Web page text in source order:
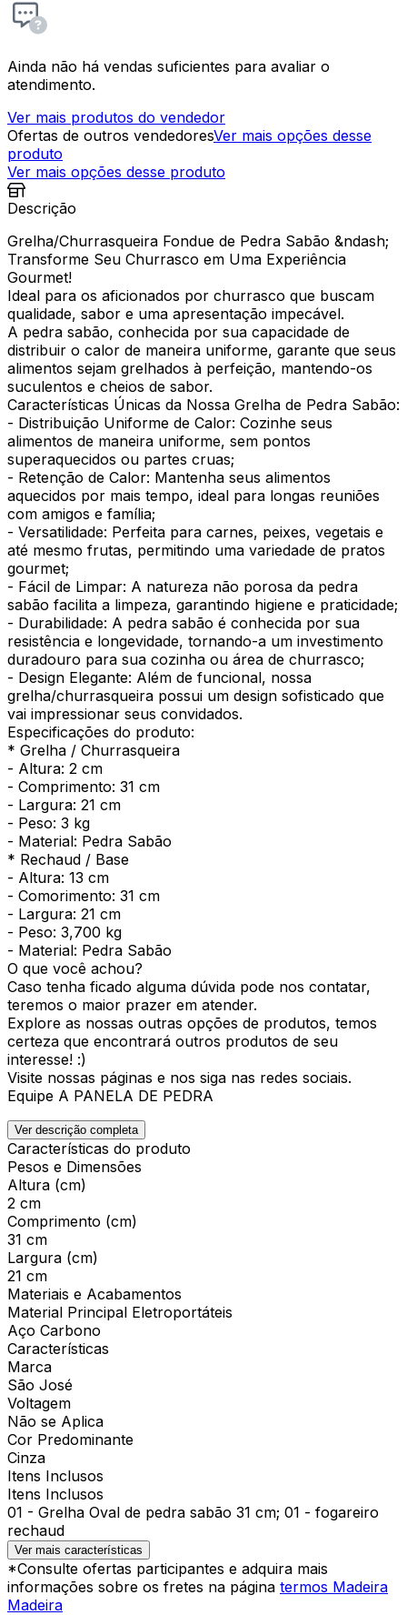
Ainda não há vendas suficientes para avaliar o
atendimento.
Ver mais produtos do vendedor
Ofertas de outros vendedoresVer mais opções desse
produto
Ver mais opções desse produto
Descrição
Grelha/Churrasqueira Fondue de Pedra Sabão &ndash;
Transforme Seu Churrasco em Uma Experiência
Gourmet!
Ideal para os aficionados por churrasco que buscam
qualidade, sabor e uma apresentação impecável.
A pedra sabão, conhecida por sua capacidade de
distribuir o calor de maneira uniforme, garante que seus
alimentos sejam grelhados à perfeição, mantendo-os
suculentos e cheios de sabor.
Características Únicas da Nossa Grelha de Pedra Sabão:
- Distribuição Uniforme de Calor: Cozinhe seus
alimentos de maneira uniforme, sem pontos
superaquecidos ou partes cruas;
- Retenção de Calor: Mantenha seus alimentos
aquecidos por mais tempo, ideal para longas reuniões
com amigos e família;
- Versatilidade: Perfeita para carnes, peixes, vegetais e
até mesmo frutas, permitindo uma variedade de pratos
gourmet;
- Fácil de Limpar: A natureza não porosa da pedra
sabão facilita a limpeza, garantindo higiene e praticidade;
- Durabilidade: A pedra sabão é conhecida por sua
resistência e longevidade, tornando-a um investimento
duradouro para sua cozinha ou área de churrasco;
- Design Elegante: Além de funcional, nossa
grelha/churrasqueira possui um design sofisticado que
vai impressionar seus convidados.
Especificações do produto:
* Grelha / Churrasqueira
- Altura: 2 cm
- Comprimento: 31 cm
- Largura: 21 cm
- Peso: 3 kg
- Material: Pedra Sabão
* Rechaud / Base
- Altura: 13 cm
- Comorimento: 31 cm
- Largura: 21 cm
- Peso: 3,700 kg
- Material: Pedra Sabão
O que você achou?
Caso tenha ficado alguma dúvida pode nos contatar,
teremos o maior prazer em atender.
Explore as nossas outras opções de produtos, temos
certeza que encontrará outros produtos de seu
interesse! :)
Visite nossas páginas e nos siga nas redes sociais.
Equipe A PANELA DE PEDRA
Ver descrição completa
Características do produto
Pesos e Dimensões
Altura (cm)
2 cm
Comprimento (cm)
31 cm
Largura (cm)
21 cm
Materiais e Acabamentos
Material Principal Eletroportáteis
Aço Carbono
Características
Marca
São José
Voltagem
Não se Aplica
Cor Predominante
Cinza
Itens Inclusos
Itens Inclusos
01 - Grelha Oval de pedra sabão 31 cm; 01 - fogareiro
rechaud
Ver mais características
*Consulte ofertas participantes e adquira mais
informações sobre os fretes na página termos Madeira
Madeira